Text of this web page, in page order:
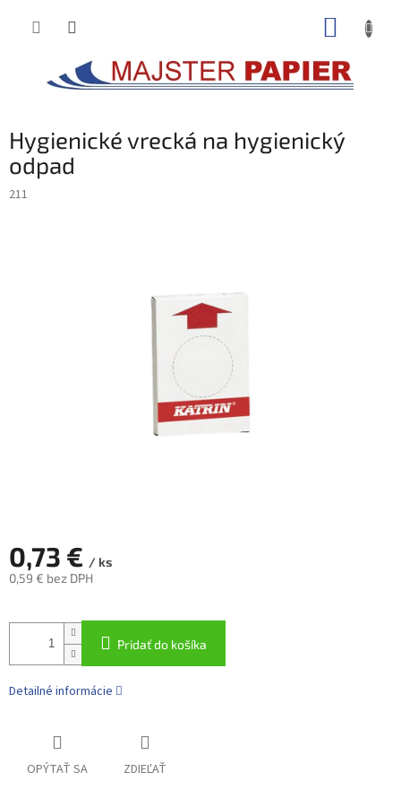
Hygienické vrecká na hygienický
odpad
211
0,73 € / ks
0,59 € bez DPH
cena:
Pridať do košíka
Detailné informácie
OPÝTAŤ SA ZDIEĽAŤ